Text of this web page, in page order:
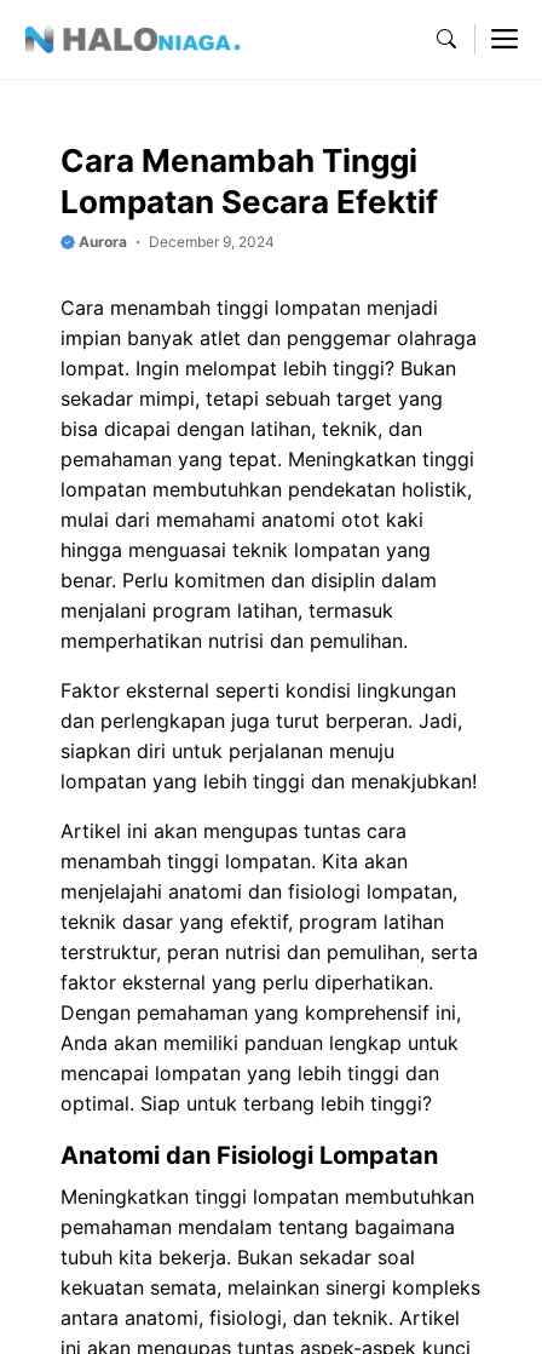
Cara Menambah Tinggi
Lompatan Secara Efektif
Aurora December 9, 2024
Cara menambah tinggi lompatan menjadi
impian banyak atlet dan penggemar olahraga
lompat. Ingin melompat lebih tinggi? Bukan
sekadar mimpi, tetapi sebuah target yang
bisa dicapai dengan latihan, teknik, dan
pemahaman yang tepat. Meningkatkan tinggi
lompatan membutuhkan pendekatan holistik,
mulai dari memahami anatomi otot kaki
hingga menguasai teknik lompatan yang
benar. Perlu komitmen dan disiplin dalam
menjalani program latihan, termasuk
memperhatikan nutrisi dan pemulihan.
Faktor eksternal seperti kondisi lingkungan
dan perlengkapan juga turut berperan. Jadi,
siapkan diri untuk perjalanan menuju
lompatan yang lebih tinggi dan menakjubkan!
Artikel ini akan mengupas tuntas cara
menambah tinggi lompatan. Kita akan
menjelajahi anatomi dan fisiologi lompatan,
teknik dasar yang efektif, program latihan
terstruktur, peran nutrisi dan pemulihan, serta
faktor eksternal yang perlu diperhatikan.
Dengan pemahaman yang komprehensif ini,
Anda akan memiliki panduan lengkap untuk
mencapai lompatan yang lebih tinggi dan
optimal. Siap untuk terbang lebih tinggi?
Anatomi dan Fisiologi Lompatan
Meningkatkan tinggi lompatan membutuhkan
pemahaman mendalam tentang bagaimana
tubuh kita bekerja. Bukan sekadar soal
kekuatan semata, melainkan sinergi kompleks
antara anatomi, fisiologi, dan teknik. Artikel
ini akan mengupas tuntas aspek-aspek kunci